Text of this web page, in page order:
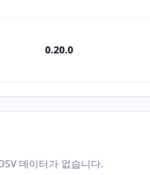
0.20.0
데이터가 없습니다.